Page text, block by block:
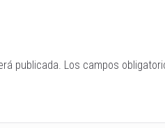
publicada. Los campos